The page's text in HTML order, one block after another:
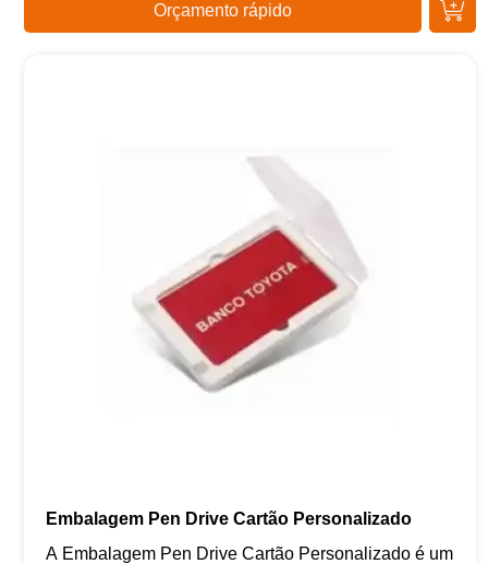
Orçamento rápido
Embalagem Pen Drive Cartão Personalizado
A Embalagem Pen Drive Cartão Personalizado é um